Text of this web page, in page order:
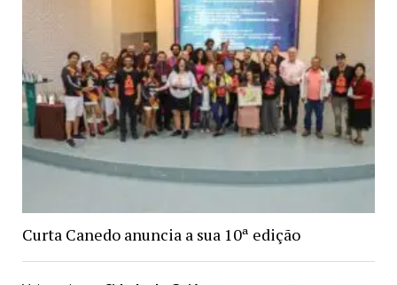
Curta Canedo anuncia a sua 10ª edição